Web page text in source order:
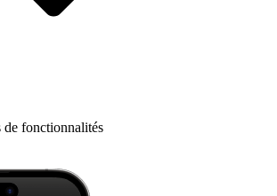
de fonctionnalités